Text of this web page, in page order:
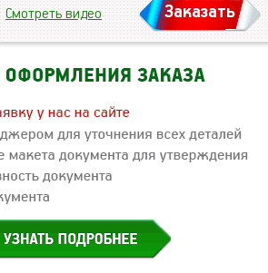
Смотреть видео Заказать